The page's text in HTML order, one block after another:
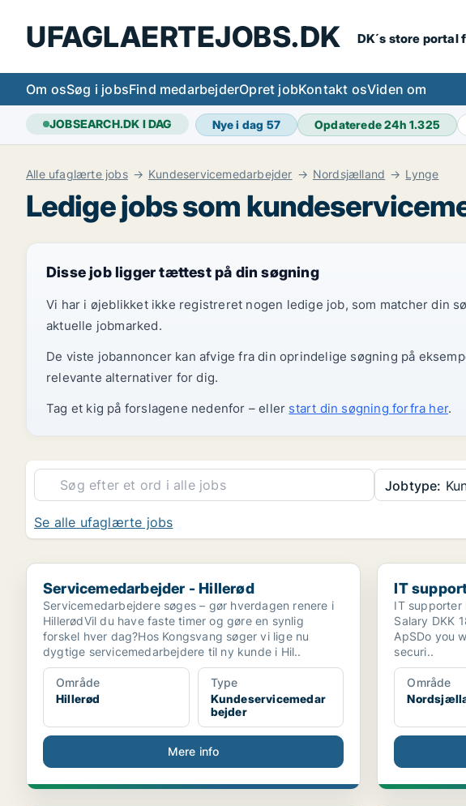
UFAGLAERTEJOBS.DK DK´s store
Om osSøg i jobsFind medarbejderOpret jobKontakt osViden om
JOBSEARCH.DK I DAG Nye i dag 57 Opdaterede 24h1.325
Alle ufaglærte jobs Kundeservicemedarbejder Nordsjælland Lynge
Ledige jobs som
Disse job ligger tættest på din søgning
Vi har i øjeblikket ikke registreret nogen ledige job, som matcher din
aktuelle jobmarked.
De viste jobannoncer kan afvige fra din oprindelige søgning på
relevante alternativer for dig.
Tag et kig på forslagene nedenfor – eller start din søgning forfra her.
Jobtype:
Se alle ufaglærte jobs
Servicemedarbejder - Hillerød
Servicemedarbejder - Hillerød
Servicemedarbejdere søges – gør hverdagen renere i
HillerødVil du have faste timer og gøre en synlig
forskel hver dag?Hos Kongsvang søger vi lige nu
dygtige servicemedarbejdere til ny kunde i Hil..
Område
Hillerød
Type
Kundeservicemedar
bejder
Mere info
IT supporter
IT
IT supporter
Salary DKK
ApSDo you
securi..
Område